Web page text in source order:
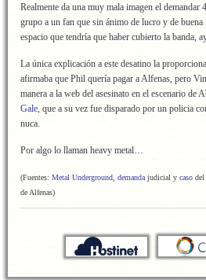
Realmente da una muy mala imagen el demandar
grupo a un fan que sin ánimo de lucro y de
espacio que tendría que haber cubierto la banda,
La única explicación a este desatino la
afirmaba que Phil quería pagar a Alfenas, pero
manera a la web del asesinato en el escenario de
Gale, que a su vez fue disparado por un policia
nuca.
Por algo lo llaman heavy metal…
(Fuentes: Metal Underground demanda judicial y caso del
de Alfenas)